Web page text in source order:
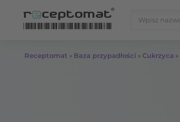
Receptomat » Baza przypadłości » Cukrzyca »